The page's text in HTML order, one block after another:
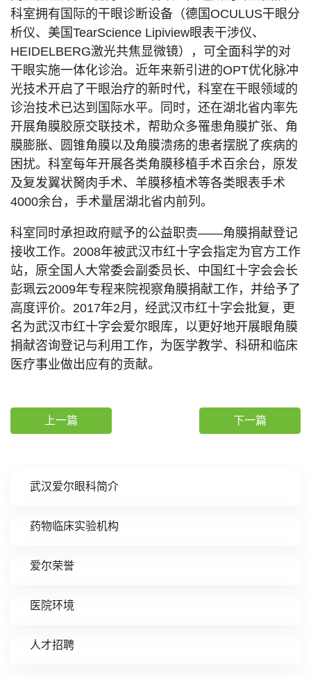
武汉爱尔眼科简介
药物临床实验机构
爱尔荣誉
医院环境
人才招聘
科室拥有国际的干眼诊断设备（德国OCULUS干眼分
析仪、美国TearScience Lipiview眼表干涉仪、
HEIDELBERG激光共焦显微镜），可全面科学的对
干眼实施一体化诊治。近年来新引进的OPT优化脉冲
光技术开启了干眼治疗的新时代，科室在干眼领域的
诊治技术已达到国际水平。同时，还在湖北省内率先
开展角膜胶原交联技术，帮助众多罹患角膜扩张、角
膜膨胀、圆锥角膜以及角膜溃疡的患者摆脱了疾病的
困扰。科室每年开展各类角膜移植手术百余台，原发
及复发翼状胬肉手术、羊膜移植术等各类眼表手术
4000余台，手术量居湖北省内前列。
科室同时承担政府赋予的公益职责——角膜捐献登记
接收工作。2008年被武汉市红十字会指定为官方工作
站，原全国人大常委会副委员长、中国红十字会会长
彭珮云2009年专程来院视察角膜捐献工作，并给予了
高度评价。2017年2月，经武汉市红十字会批复，更
名为武汉市红十字会爱尔眼库，以更好地开展眼角膜
捐献咨询登记与利用工作，为医学教学、科研和临床
医疗事业做出应有的贡献。
上一篇 下一篇